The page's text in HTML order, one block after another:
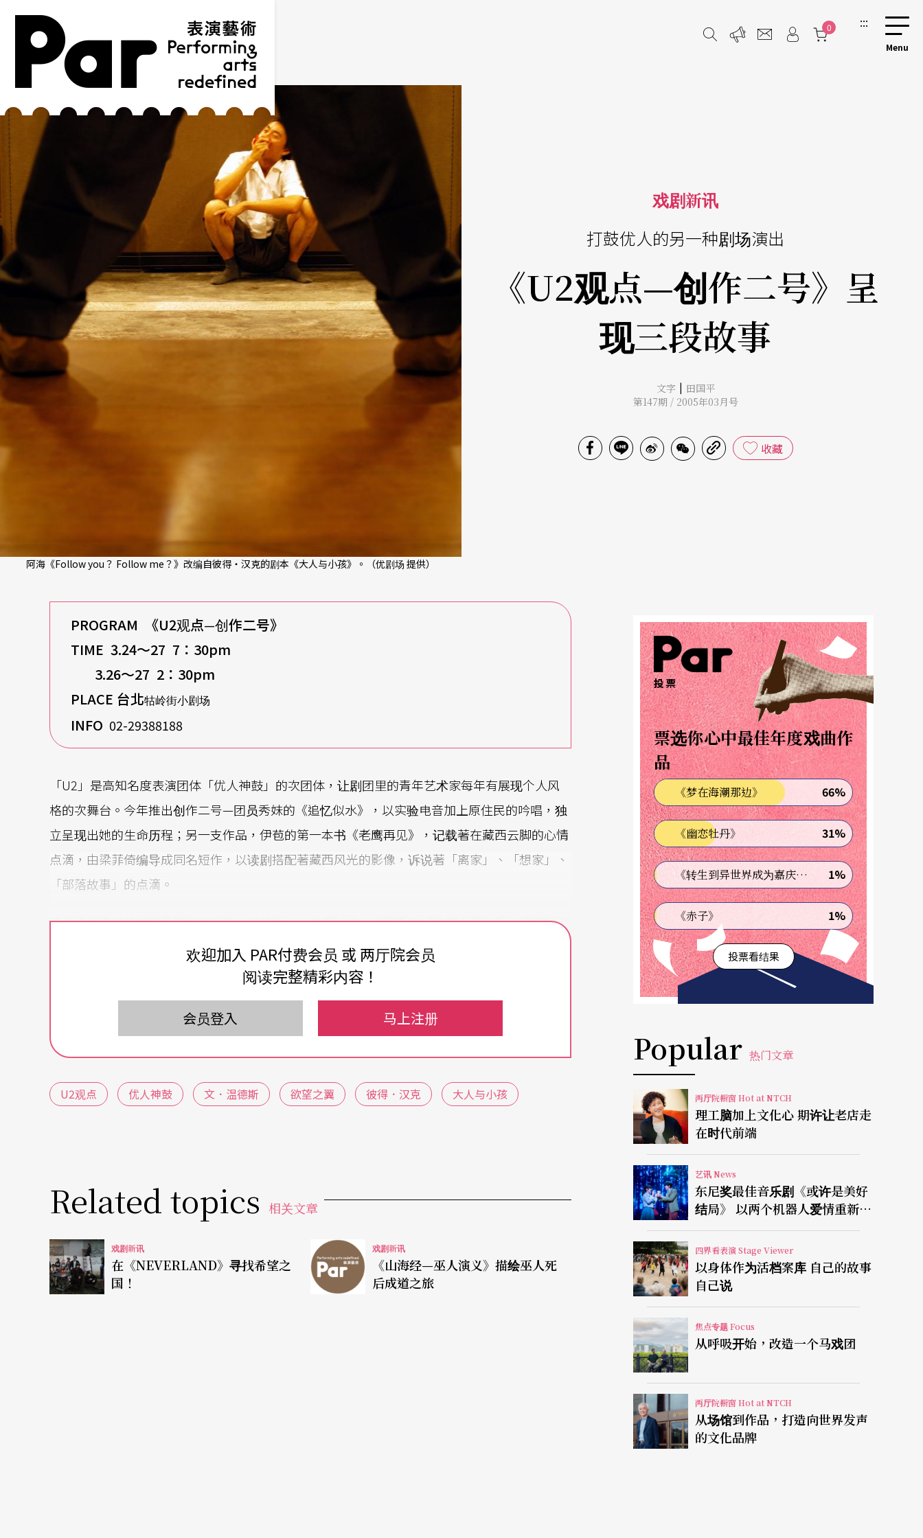
跳到主要内容区块
网站导览
0 :::
阿海《Follow you？ Follow me？》改编自彼得‧汉克的剧本《大人与小孩》。（优剧场 提供）
戏剧新讯
打鼓优人的另一种剧场演出
《U2观点—创作二号》呈
现三段故事
文字 | 田国平
第147期 / 2005年03月号
收藏
PROGRAM 《U2观点—创作二号》
TIME 3.24〜27 7：30pm
3.26〜27 2：30pm
PLACE 台北牯岭街小剧场
INFO 02-29388188
「U2」是高知名度表演团体「优人神鼓」的次团体，让剧团里的青年艺术家每年有展现个人风
格的次舞台。今年推出创作二号—团员秀妹的《追忆似水》，以实验电音加上原住民的吟唱，独
立呈现出她的生命历程；另一支作品，伊苞的第一本书《老鹰再见》，记载著在藏西云脚的心情
点滴，由梁菲倚编导成同名短作，以读剧搭配著藏西风光的影像，诉说著「离家」、「想家」、
「部落故事」的点滴。
毕业于香港演艺学院导演组的阿海（张艺生），在看过文．温德斯的《欲望之翼》后 ，便开始注
意到编剧彼得‧汉克（Peter Handke），他在创作时多采实验的手法，以政治、孤独、不安等面
向切入现实生活的核心，语言是他写作的中心主题以及写作动力。这次选用彼得‧汉克的剧本
《大人与小孩》，却是一出无言剧，对于语言伴随而来的权力与暴力，有著很大的张力。阿海将
没有台词的剧本，做了一些修正，首先剧名改成《Follow you？ Follow me？》，因应演员吴忠
良的肢体与谢明志的西塔琴，让彼得‧汉克有了一个崭新的面貌。（田国平）
欢迎加入 PAR付费会员 或 两厅院会员
阅读完整精彩内容！
会员登入 马上注册
U2观点 优人神鼓 文．温德斯 欲望之翼 彼得．汉克 大人与小孩
Related topics 相关文章
戏剧新讯
在《NEVERLAND》寻找希望之
国！
戏剧新讯
《山海经—巫人演义》描绘巫人死
后成道之旅
投票
票选你心中最佳年度戏曲作
品
《梦在海潮那边》 66%
《幽恋牡丹》 31%
《转生到异世界成为嘉庆君—发现我的祖先是诈骗集团!?》 1%
《赤子》 1%
投票看结果
Popular 热门文章
两厅院橱窗 Hot at NTCH
理工脑加上文化心 期许让老店走
在时代前端
艺讯 News
东尼奖最佳音乐剧《或许是美好
结局》 以两个机器人爱情重新凝
视有限人生
四界看表演 Stage Viewer
以身体作为活档案库 自己的故事
自己说
焦点专题 Focus
从呼吸开始，改造一个马戏团
两厅院橱窗 Hot at NTCH
从场馆到作品，打造向世界发声
的文化品牌